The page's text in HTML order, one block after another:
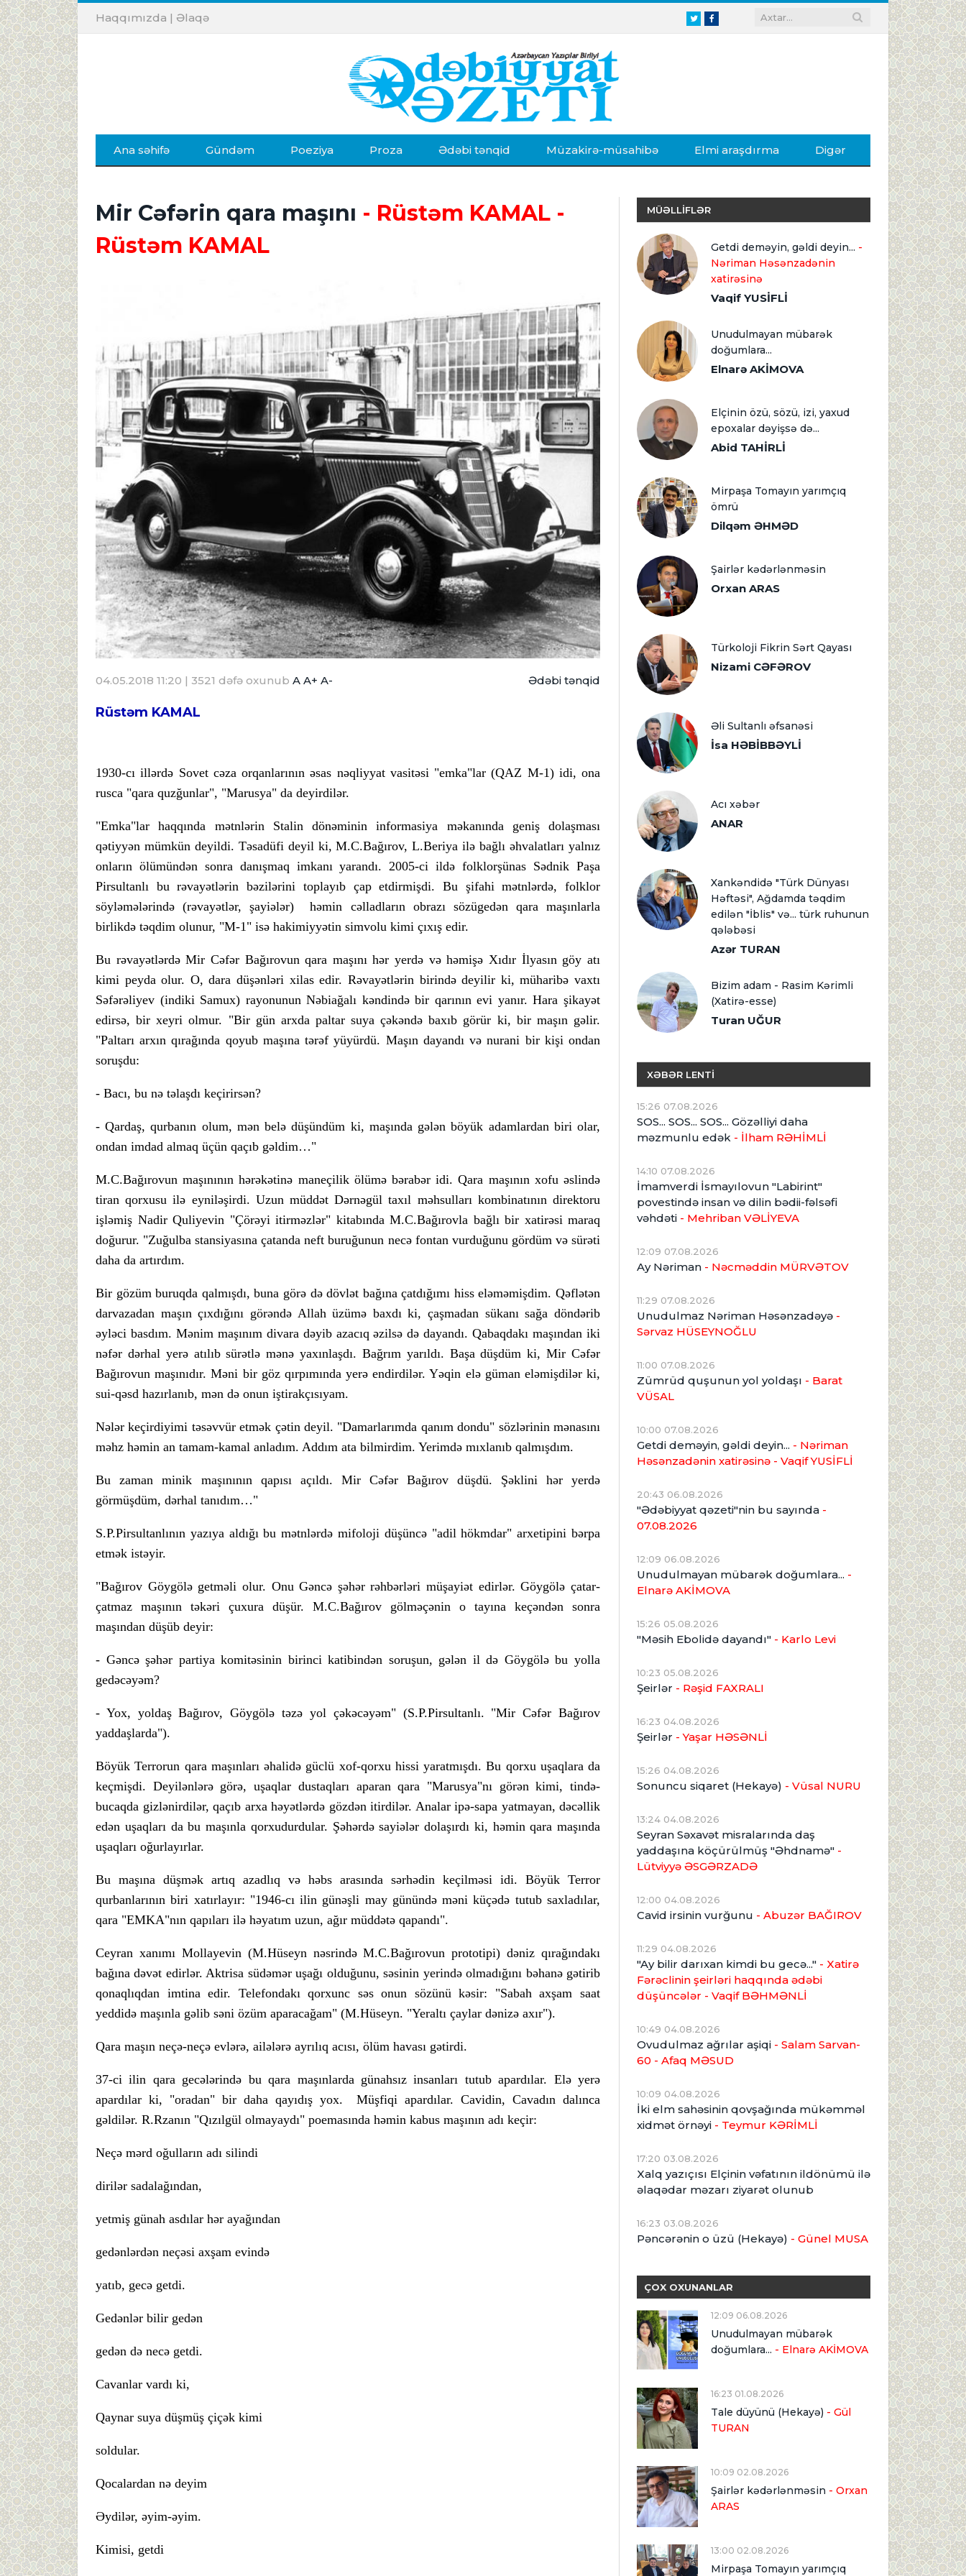
TwitterFacebook
Haqqımızda | Əlaqə
Ana səhifə Gündəm Poeziya Proza Ədəbi tənqid Müzakirə-müsahibə Elmi araşdırma Digər
Mir Cəfərin qara maşını - Rüstəm KAMAL -
Rüstəm KAMAL
04.05.2018 11:20 | 3521 dəfə oxunub A A+ A- Ədəbi tənqid
Rüstəm KAMAL
1930-cı illərdə Sovet cəza orqanlarının əsas nəqliyyat vasitəsi "emka"lar (QAZ M-1) idi, ona
rusca "qara quzğunlar", "Marusya" da deyirdilər.
"Emka"lar haqqında mətnlərin Stalin dönəminin informasiya məkanında geniş dolaşması
qətiyyən mümkün deyildi. Təsadüfi deyil ki, M.C.Bağırov, L.Beriya ilə bağlı əhvalatları yalnız
onların ölümündən sonra danışmaq imkanı yarandı. 2005-ci ildə folklorşünas Sədnik Paşa
Pirsultanlı bu rəvayətlərin bəzilərini toplayıb çap etdirmişdi. Bu şifahi mətnlərdə, folklor
söyləmələrində (rəvayətlər, şayiələr) həmin cəlladların obrazı sözügedən qara maşınlarla
birlikdə təqdim olunur, "M-1" isə hakimiyyətin simvolu kimi çıxış edir.
Bu rəvayətlərdə Mir Cəfər Bağırovun qara maşını hər yerdə və həmişə Xıdır İlyasın göy atı
kimi peyda olur. O, dara düşənləri xilas edir. Rəvayətlərin birində deyilir ki, müharibə vaxtı
Səfərəliyev (indiki Samux) rayonunun Nəbiağalı kəndində bir qarının evi yanır. Hara şikayət
edirsə, bir xeyri olmur. "Bir gün arxda paltar suya çəkəndə baxıb görür ki, bir maşın gəlir.
"Paltarı arxın qırağında qoyub maşına tərəf yüyürdü. Maşın dayandı və nurani bir kişi ondan
soruşdu:
- Bacı, bu nə təlaşdı keçirirsən?
- Qardaş, qurbanın olum, mən belə düşündüm ki, maşında gələn böyük adamlardan biri olar,
ondan imdad almaq üçün qaçıb gəldim…"
M.C.Bağırovun maşınının hərəkətinə maneçilik ölümə bərabər idi. Qara maşının xofu əslində
tiran qorxusu ilə eyniləşirdi. Uzun müddət Dərnəgül taxıl məhsulları kombinatının direktoru
işləmiş Nadir Quliyevin "Çörəyi itirməzlər" kitabında M.C.Bağırovla bağlı bir xatirəsi maraq
doğurur. "Zuğulba stansiyasına çatanda neft buruğunun necə fontan vurduğunu gördüm və sürəti
daha da artırdım.
Bir gözüm buruqda qalmışdı, buna görə də dövlət bağına çatdığımı hiss eləməmişdim. Qəflətən
darvazadan maşın çıxdığını görəndə Allah üzümə baxdı ki, çaşmadan sükanı sağa döndərib
əyləci basdım. Mənim maşınım divara dəyib azacıq əzilsə də dayandı. Qabaqdakı maşından iki
nəfər dərhal yerə atılıb sürətlə mənə yaxınlaşdı. Bağrım yarıldı. Başa düşdüm ki, Mir Cəfər
Bağırovun maşınıdır. Məni bir göz qırpımında yerə endirdilər. Yəqin elə güman eləmişdilər ki,
sui-qəsd hazırlanıb, mən də onun iştirakçısıyam.
Nələr keçirdiyimi təsəvvür etmək çətin deyil. "Damarlarımda qanım dondu" sözlərinin mənasını
məhz həmin an tamam-kamal anladım. Addım ata bilmirdim. Yerimdə mıxlanıb qalmışdım.
Bu zaman minik maşınının qapısı açıldı. Mir Cəfər Bağırov düşdü. Şəklini hər yerdə
görmüşdüm, dərhal tanıdım…"
S.P.Pirsultanlının yazıya aldığı bu mətnlərdə mifoloji düşüncə "adil hökmdar" arxetipini bərpa
etmək istəyir.
"Bağırov Göygölə getməli olur. Onu Gəncə şəhər rəhbərləri müşayiət edirlər. Göygölə çatar-
çatmaz maşının təkəri çuxura düşür. M.C.Bağırov gölməçənin o tayına keçəndən sonra
maşından düşüb deyir:
- Gəncə şəhər partiya komitəsinin birinci katibindən soruşun, gələn il də Göygölə bu yolla
gedəcəyəm?
- Yox, yoldaş Bağırov, Göygölə təzə yol çəkəcəyəm" (S.P.Pirsultanlı. "Mir Cəfər Bağırov
yaddaşlarda").
Böyük Terrorun qara maşınları əhalidə güclü xof-qorxu hissi yaratmışdı. Bu qorxu uşaqlara da
keçmişdi. Deyilənlərə görə, uşaqlar dustaqları aparan qara "Marusya"nı görən kimi, tində-
bucaqda gizlənirdilər, qaçıb arxa həyətlərdə gözdən itirdilər. Analar ipə-sapa yatmayan, dəcəllik
edən uşaqları da bu maşınla qorxudurdular. Şəhərdə sayiələr dolaşırdı ki, həmin qara maşında
uşaqları oğurlayırlar.
Bu maşına düşmək artıq azadlıq və həbs arasında sərhədin keçilməsi idi. Böyük Terror
qurbanlarının biri xatırlayır: "1946-cı ilin günəşli may günündə məni küçədə tutub saxladılar,
qara "EMKA"nın qapıları ilə həyatım uzun, ağır müddətə qapandı".
Ceyran xanımı Mollayevin (M.Hüseyn nəsrində M.C.Bağırovun prototipi) dəniz qırağındakı
bağına dəvət edirlər. Aktrisa südəmər uşağı olduğunu, səsinin yerində olmadığını bəhanə gətirib
qonaqlıqdan imtina edir. Telefondakı qorxunc səs onun sözünü kəsir: "Sabah axşam saat
yeddidə maşınla gəlib səni özüm aparacağam" (M.Hüseyn. "Yeraltı çaylar dənizə axır").
Qara maşın neçə-neçə evlərə, ailələrə ayrılıq acısı, ölüm havası gətirdi.
37-ci ilin qara gecələrində bu qara maşınlarda günahsız insanları tutub apardılar. Elə yerə
apardılar ki, "oradan" bir daha qayıdış yox. Müşfiqi apardılar. Cavidin, Cavadın dalınca
gəldilər. R.Rzanın "Qızılgül olmayaydı" poemasında həmin kabus maşının adı keçir:
Neçə mərd oğulların adı silindi
dirilər sadalağından,
yetmiş günah asdılar hər ayağından
gedənlərdən neçəsi axşam evində
yatıb, gecə getdi.
Gedənlər bilir gedən
gedən də necə getdi.
Cavanlar vardı ki,
Qaynar suya düşmüş çiçək kimi
soldular.
Qocalardan nə deyim
Əydilər, əyim-əyim.
Kimisi, getdi
MÜƏLLİFLƏR
Getdi deməyin, gəldi deyin... -
Nəriman Həsənzadənin
xatirəsinə
Vaqif YUSİFLİ
Unudulmayan mübarək
doğumlara...
Elnarə AKİMOVA
Elçinin özü, sözü, izi, yaxud
epoxalar dəyişsə də...
Abid TAHİRLİ
Mirpaşa Tomayın yarımçıq
ömrü
Dilqəm ƏHMƏD
Şairlər kədərlənməsin
Orxan ARAS
Türkoloji Fikrin Sərt Qayası
Nizami CƏFƏROV
Əli Sultanlı əfsanəsi
İsa HƏBİBBƏYLİ
Acı xəbər
ANAR
Xankəndidə "Türk Dünyası
Həftəsi", Ağdamda təqdim
edilən "İblis" və... türk ruhunun
qələbəsi
Azər TURAN
Bizim adam - Rasim Kərimli
(Xatirə-esse)
Turan UĞUR
XƏBƏR LENTİ
15:26 07.08.2026
SOS... SOS... SOS... Gözəlliyi daha
məzmunlu edək - İlham RƏHİMLİ
14:10 07.08.2026
İmamverdi İsmayılovun "Labirint"
povestində insan və dilin bədii-fəlsəfi
vəhdəti - Mehriban VƏLİYEVA
12:09 07.08.2026
Ay Nəriman - Nəcməddin MÜRVƏTOV
11:29 07.08.2026
Unudulmaz Nəriman Həsənzadəyə -
Sərvaz HÜSEYNOĞLU
11:00 07.08.2026
Zümrüd quşunun yol yoldaşı - Barat
VÜSAL
10:00 07.08.2026
Getdi deməyin, gəldi deyin... - Nəriman
Həsənzadənin xatirəsinə - Vaqif YUSİFLİ
20:43 06.08.2026
"Ədəbiyyat qəzeti"nin bu sayında -
07.08.2026
12:09 06.08.2026
Unudulmayan mübarək doğumlara... -
Elnarə AKİMOVA
15:26 05.08.2026
"Məsih Ebolidə dayandı" - Karlo Levi
10:23 05.08.2026
Şeirlər - Rəşid FAXRALI
16:23 04.08.2026
Şeirlər - Yaşar HƏSƏNLİ
15:26 04.08.2026
Sonuncu siqaret (Hekayə) - Vüsal NURU
13:24 04.08.2026
Seyran Səxavət misralarında daş
yaddaşına köçürülmüş "Əhdnamə" -
Lütviyyə ƏSGƏRZADƏ
12:00 04.08.2026
Cavid irsinin vurğunu - Abuzər BAĞIROV
11:29 04.08.2026
"Ay bilir darıxan kimdi bu gecə..." - Xatirə
Fərəclinin şeirləri haqqında ədəbi
düşüncələr - Vaqif BƏHMƏNLİ
10:49 04.08.2026
Ovudulmaz ağrılar aşiqi - Salam Sarvan-
60 - Afaq MƏSUD
10:09 04.08.2026
İki elm sahəsinin qovşağında mükəmməl
xidmət örnəyi - Teymur KƏRİMLİ
17:20 03.08.2026
Xalq yazıçısı Elçinin vəfatının ildönümü ilə
əlaqədar məzarı ziyarət olunub
16:23 03.08.2026
Pəncərənin o üzü (Hekayə) - Günel MUSA
ÇOX OXUNANLAR
12:09 06.08.2026
Unudulmayan mübarək
doğumlara... - Elnarə AKİMOVA
16:23 01.08.2026
Tale düyünü (Hekayə) - Gül
TURAN
10:09 02.08.2026
Şairlər kədərlənməsin - Orxan
ARAS
13:00 02.08.2026
Mirpaşa Tomayın yarımçıq